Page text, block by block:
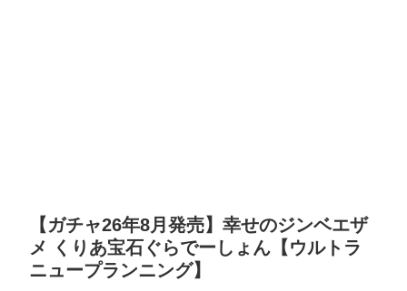
【ガチャ26年8月発売】幸せのジンベエザ
メ くりあ宝石ぐらでーしょん【ウルトラ
ニュープランニング】